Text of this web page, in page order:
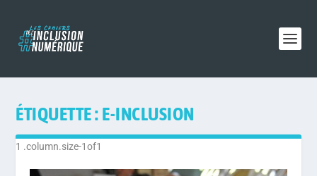
ÉTIQUETTE : E-INCLUSION